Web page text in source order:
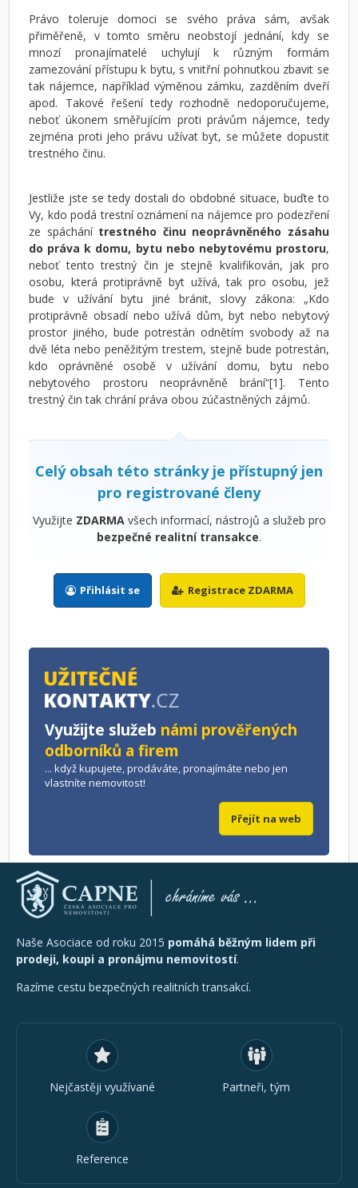
Právo toleruje domoci se svého práva sám, avšak
přiměřeně, v tomto směru neobstojí jednání, kdy se
mnozí pronajímatelé uchylují k různým formám
zamezování přístupu k bytu, s vnitřní pohnutkou zbavit se
tak nájemce, například výměnou zámku, zazděním dveří
apod. Takové řešení tedy rozhodně nedoporučujeme,
neboť úkonem směřujícím proti právům nájemce, tedy
zejména proti jeho právu užívat byt, se můžete dopustit
trestného činu.
Jestliže jste se tedy dostali do obdobné situace, buďte to
Vy, kdo podá trestní oznámení na nájemce pro podezření
ze spáchánítrestného činu neoprávněného zásahu
do práva k domu, bytu nebo nebytovému prostoru,
neboť tento trestný čin je stejně kvalifikován, jak pro
osobu, která protiprávně byt užívá, tak pro osobu, jež
bude v užívání bytu jiné bránit, slovy zákona: „Kdo
protiprávně obsadí nebo užívá dům, byt nebo nebytový
prostor jiného, bude potrestán odnětím svobody až na
dvě léta nebo peněžitým trestem, stejně bude potrestán,
kdo oprávněné osobě v užívání domu, bytu nebo
nebytového prostoru neoprávněně brání“[1]. Tento
trestný čin tak chrání práva obou zúčastněných zájmů.
Celý obsah této stránky je přístupný jen
pro registrované členy
Využijte ZDARMAvšech informací, nástrojů a služeb pro
bezpečné realitní transakce.
Přihlásit se Registrace ZDARMA
Využijte služeb námi prověřených
odborníků a firem
... když kupujete, prodáváte, pronajímáte nebo jen
vlastníte nemovitost!
Přejít na web
Naše Asociace od roku 2015 pomáhá běžným lidem při
prodeji, koupi a pronájmu nemovitostí.
Razíme cestu bezpečných realitních transakcí.
Nejčastěji využívané Partneři, tým
Reference